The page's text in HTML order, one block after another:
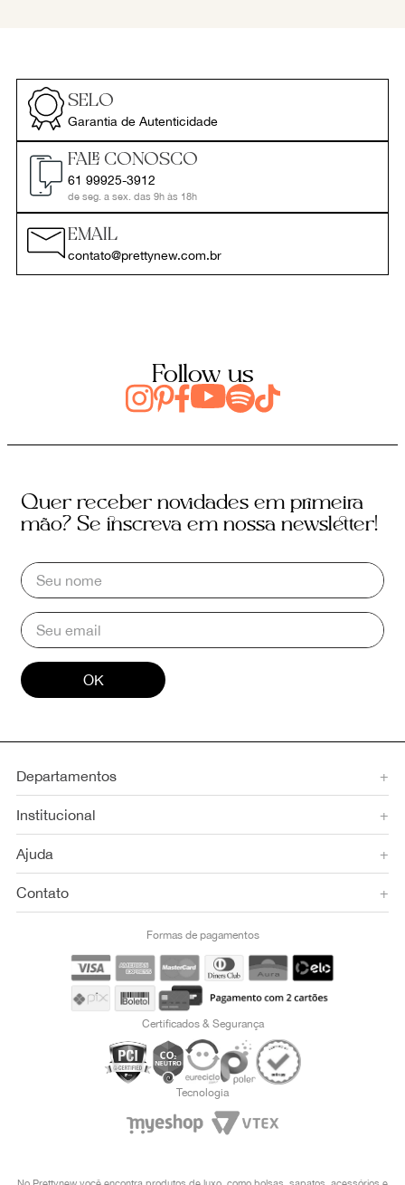
SELO
Garantia de Autenticidade
FALE CONOSCO
61 99925-3912
de seg. a sex. das 9h às 18h
EMAIL
contato@prettynew.com.br
Follow us
Quer receber novidades em primeira
mão? Se inscreva em nossa newsletter!
OK
Departamentos +
Institucional +
Ajuda +
Contato +
Formas de pagamentos
Certificados & Segurança
Tecnologia